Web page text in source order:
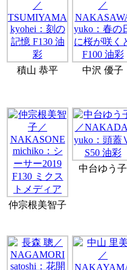
積山 恭平 中沢 優子
仲宗根美智子
中台ゆう子